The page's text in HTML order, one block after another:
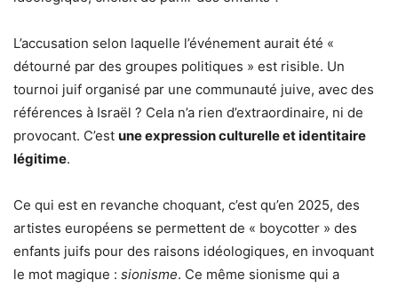
L’accusation selon laquelle l’événement aurait été «
détourné par des groupes politiques » est risible. Un
tournoi juif organisé par une communauté juive, avec des
références à Israël ? Cela n’a rien d’extraordinaire, ni de
provocant. C’est une expression culturelle et identitaire
légitime.
Ce qui est en revanche choquant, c’est qu’en 2025, des
artistes européens se permettent de « boycotter » des
enfants juifs pour des raisons idéologiques, en invoquant
le mot magique : sionisme. Ce même sionisme qui a